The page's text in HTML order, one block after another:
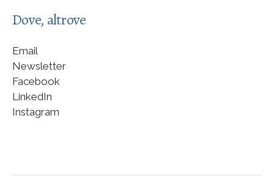
Dove, altrove
Email
Newsletter
Facebook
LinkedIn
Instagram